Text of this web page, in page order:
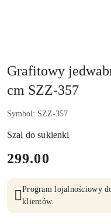
Grafitowy
cm SZZ-357
Symbol: SZZ-357
Szal do sukienki
cena:
299.00
Program lojalnościowy
klientów.